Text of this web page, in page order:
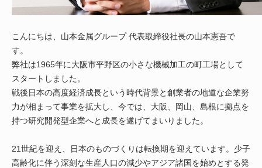
こんにちは、山本金属グループ 代表取締役社長の山本憲吾で
す。
弊社は1965年に大阪市平野区の小さな機械加工の町工場として
スタートしました。
戦後日本の高度経済成長という時代背景と創業者の地道な企業努
力が相まって事業を拡大し、今では、大阪、岡山、島根に拠点を
持つ研究開発型企業へと成長を遂げてまいりました。
21世紀を迎え、日本のものづくりは転換期を迎えています。少子
高齢化に伴う深刻な生産人口の減少やアジア諸国を始めとする発